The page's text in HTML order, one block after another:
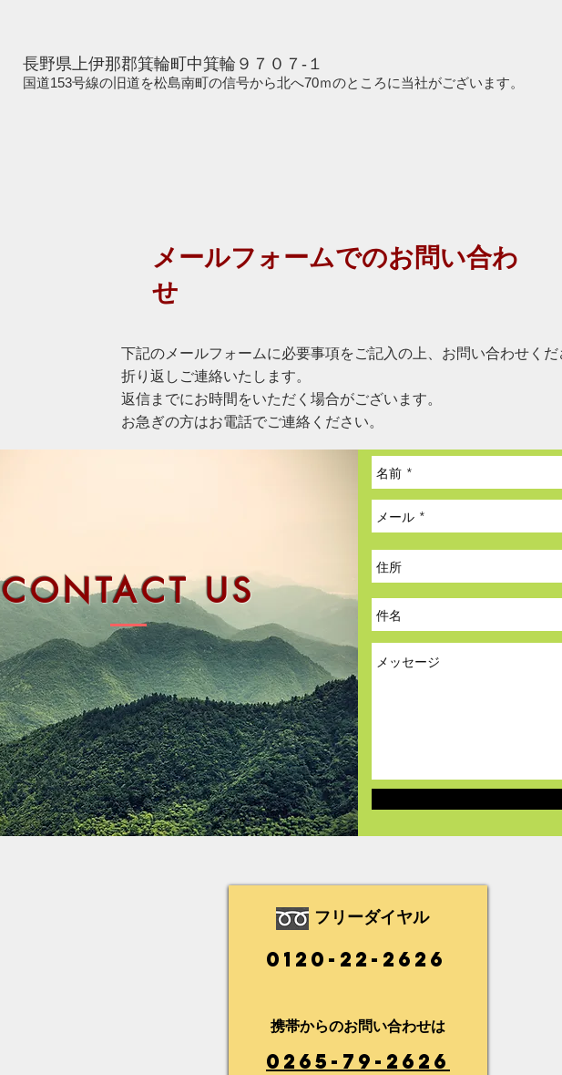
長野県上伊那郡箕輪町中箕輪９７０７-１
​国道153号線の旧道を松島南町の信号から北へ70ｍのところに当社がございます。
​メールフォームでのお問い合わ
せ
下記のメールフォームに必要事項をご記入の上、お問い合わせくだ
折り返しご連絡いたします。
返信までにお時間をいただく場合がございます。
お急ぎの方はお電話でご連絡ください。
CONTACT US
フリーダイヤル
0120-22-2626
携帯からのお問い合わせは
0265-79-2626